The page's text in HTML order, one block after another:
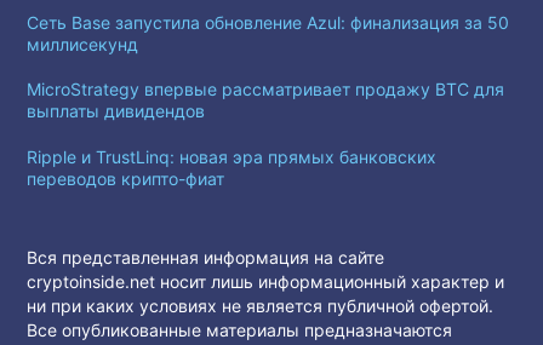
Сеть Base запустила обновление Azul: финализация за 50
миллисекунд
MicroStrategy впервые рассматривает продажу BTC для
выплаты дивидендов
Ripple и TrustLinq: новая эра прямых банковских
переводов крипто-фиат
Вся представленная информация на сайте
cryptoinside.net носит лишь информационный характер и
ни при каких условиях не является публичной офертой.
Все опубликованные материалы предназначаются